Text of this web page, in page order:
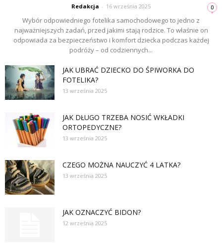
Redakcja - 16 września 2025 0
Wybór odpowiedniego fotelika samochodowego to jedno z
najważniejszych zadań, przed jakimi stają rodzice. To właśnie on
odpowiada za bezpieczeństwo i komfort dziecka podczas każdej
podróży – od codziennych...
JAK UBRAĆ DZIECKO DO ŚPIWORKA DO
FOTELIKA?
13 września 2025
JAK DŁUGO TRZEBA NOSIĆ WKŁADKI
ORTOPEDYCZNE?
13 września 2025
CZEGO MOŻNA NAUCZYĆ 4 LATKA?
13 września 2025
JAK OZNACZYĆ BIDON?
12 września 2025